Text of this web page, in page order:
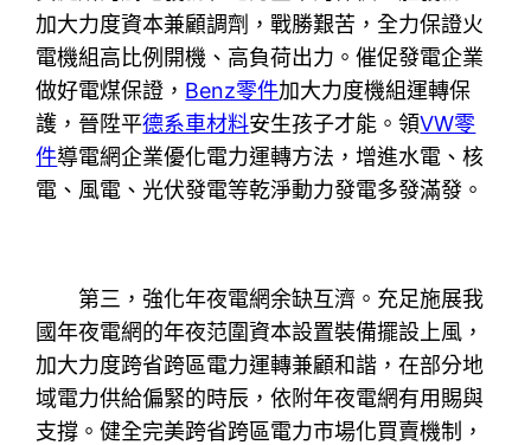
加大力度資本兼顧調劑，戰勝艱苦，全力保證火
電機組高比例開機、高負荷出力。催促發電企業
做好電煤保證， Benz零件加大力度機組運轉保
護，晉陞平德系車材料安生孩子才能。領VW零
件導電網企業優化電力運轉方法，增進水電、核
電、風電、光伏發電等乾淨動力發電多發滿發。
第三，強化年夜電網余缺互濟。充足施展我
國年夜電網的年夜范圍資本設置裝備擺設上風，
加大力度跨省跨區電力運轉兼顧和諧，在部分地
域電力供給偏緊的時辰，依附年夜電網有用賜與
支撐。健全完美跨省跨區電力市場化買賣機制，